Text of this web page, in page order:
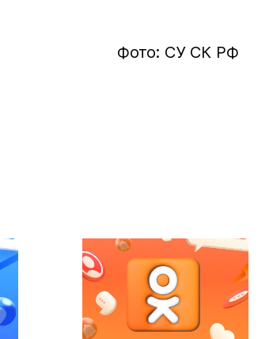
Фото: СУ СК РФ